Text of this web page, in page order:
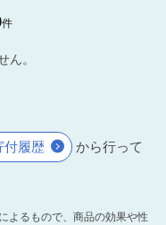
件
ん。
付履歴
から行って
よるもので、商品の効果や性